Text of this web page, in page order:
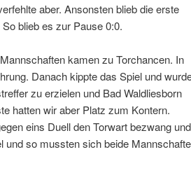
aber. Ansonsten blieb die erste
blieb es zur Pause 0:0.
kamen zu Torchancen. In
Danach kippte das Spiel und
zu erzielen und Bad Waldliesborn
hatten wir aber Platz zum Kontern.
eins Duell den Torwart bezwang und
so mussten sich beide